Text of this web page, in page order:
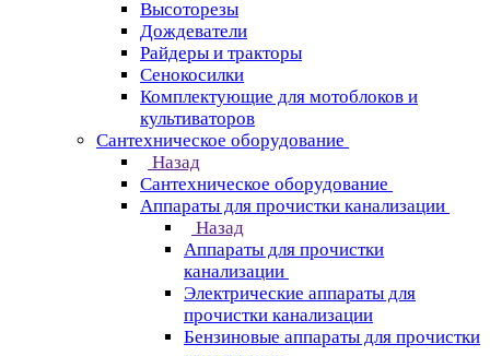
Высоторезы
Дождеватели
Райдеры и тракторы
Сенокосилки
Комплектующие для мотоблоков и
культиваторов
Сантехническое оборудование
Назад
Сантехническое оборудование
Аппараты для прочистки канализации
Назад
Аппараты для прочистки
канализации
Электрические аппараты для
прочистки канализации
Бензиновые аппараты для прочистки